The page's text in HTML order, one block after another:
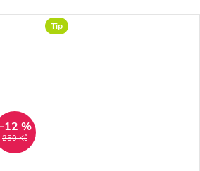
250 Kč
%
Tip